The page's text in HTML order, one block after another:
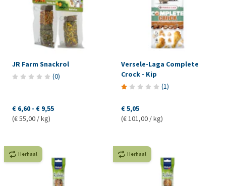
JR Farm Snackrol
(0)
€ 6,60 - € 9,55
(€ 55,00 / kg)
Versele-Laga Complete
Crock - Kip
(1)
€ 5,05
(€ 101,00 / kg)
Herhaal Herhaal